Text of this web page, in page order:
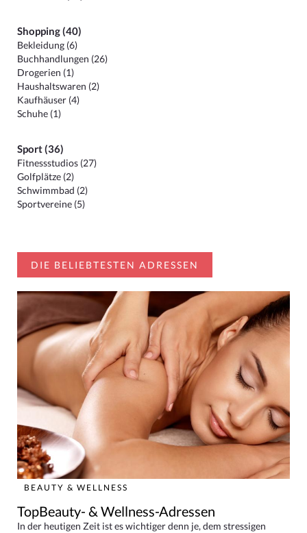
Shopping (40)
Bekleidung (6)
Buchhandlungen (26)
Drogerien (1)
Haushaltswaren (2)
Kaufhäuser (4)
Schuhe (1)
Sport (36)
Fitnessstudios (27)
Golfplätze (2)
Schwimmbad (2)
Sportvereine (5)
DIE BELIEBTESTEN ADRESSEN
BEAUTY & WELLNESS
TopBeauty- & Wellness-Adressen
In der heutigen Zeit ist es wichtiger denn je, dem stressigen